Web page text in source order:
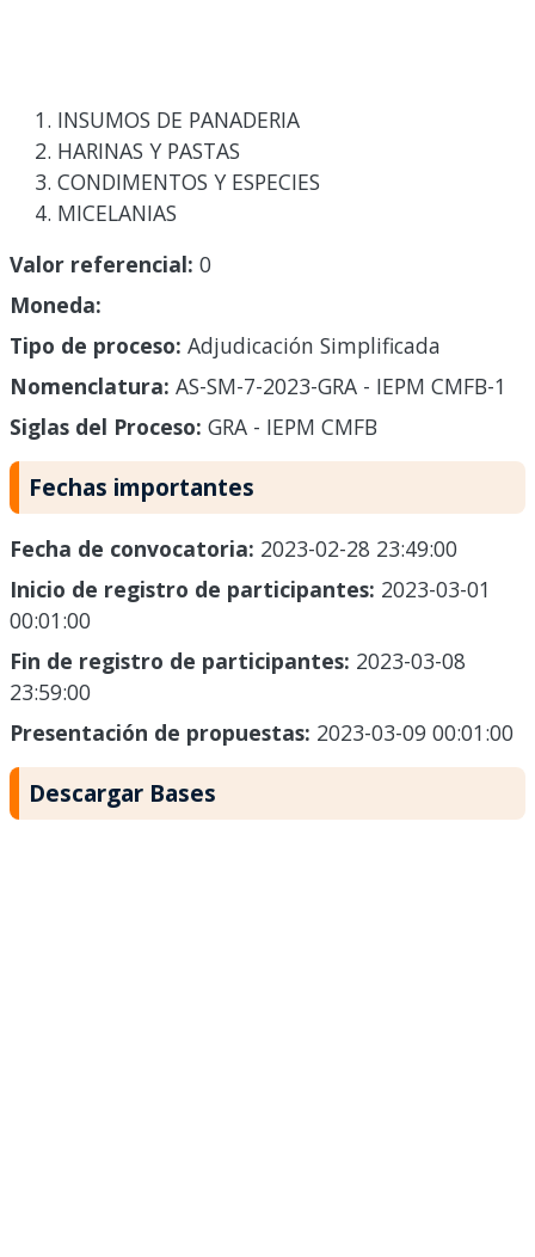
INSUMOS DE PANADERIA
HARINAS Y PASTAS
CONDIMENTOS Y ESPECIES
MICELANIAS
Valor referencial: 0
Moneda:
Tipo de proceso: Adjudicación Simplificada
Nomenclatura: AS-SM-7-2023-GRA - IEPM CMFB-1
Siglas del Proceso: GRA - IEPM CMFB
Fechas importantes
Fecha de convocatoria: 2023-02-28 23:49:00
Inicio de registro de participantes: 2023-03-01
00:01:00
Fin de registro de participantes: 2023-03-08
23:59:00
Presentación de propuestas: 2023-03-09 00:01:00
Descargar Bases